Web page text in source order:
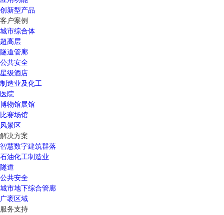
创新型产品
客户案例
城市综合体
超高层
隧道管廊
公共安全
星级酒店
制造业及化工
医院
博物馆展馆
比赛场馆
风景区
解决方案
智慧数字建筑群落
石油化工制造业
隧道
公共安全
城市地下综合管廊
广袤区域
服务支持